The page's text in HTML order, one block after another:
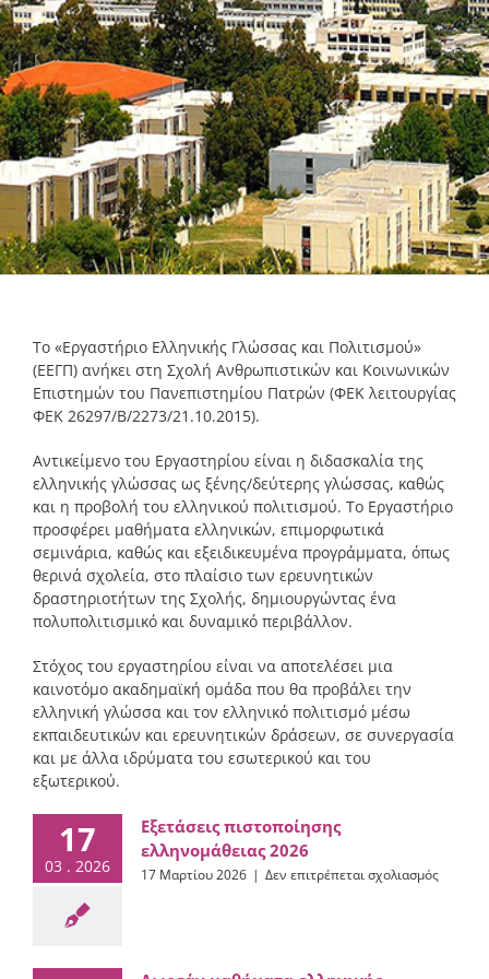
To «Εργαστήριο Ελληνικής Γλώσσας και Πολιτισμού»
(ΕΕΓΠ) ανήκει στη Σχολή Ανθρωπιστικών και Κοινωνικών
Επιστημών του Πανεπιστημίου Πατρών (ΦΕΚ λειτουργίας
ΦΕΚ 26297/Β/2273/21.10.2015).
Αντικείμενο του Εργαστηρίου είναι η διδασκαλία της
ελληνικής γλώσσας ως ξένης/δεύτερης γλώσσας, καθώς
και η προβολή του ελληνικού πολιτισμού. Το Εργαστήριο
προσφέρει μαθήματα ελληνικών, επιμορφωτικά
σεμινάρια, καθώς και εξειδικευμένα προγράμματα, όπως
θερινά σχολεία, στο πλαίσιο των ερευνητικών
δραστηριοτήτων της Σχολής, δημιουργώντας ένα
πολυπολιτισμικό και δυναμικό περιβάλλον.
Στόχος του εργαστηρίου είναι να αποτελέσει μια
καινοτόμο ακαδημαϊκή ομάδα που θα προβάλει την
ελληνική γλώσσα και τον ελληνικό πολιτισμό μέσω
εκπαιδευτικών και ερευνητικών δράσεων, σε συνεργασία
και με άλλα ιδρύματα του εσωτερικού και του
εξωτερικού.
17
03 . 2026
Εξετάσεις πιστοποίησης
ελληνομάθειας 2026
17 Μαρτίου 2026 | Δεν επιτρέπεται σχολιασμόςστο